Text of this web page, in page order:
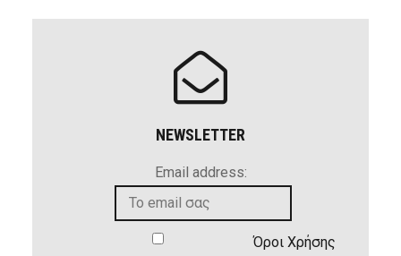
NEWSLETTER
Email address:
Όροι Χρήσης